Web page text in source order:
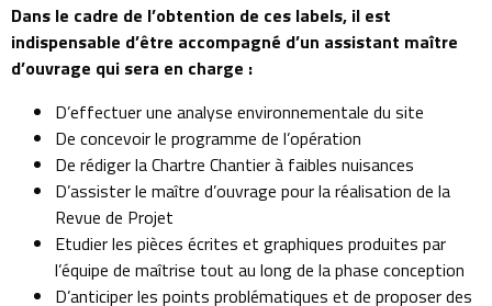
Dans le cadre de l’obtention de ces labels, il est
indispensable d’être accompagné d’un assistant maître
d’ouvrage qui sera en charge :
D’effectuer une analyse environnementale du site
De concevoir le programme de l’opération
De rédiger la Chartre Chantier à faibles nuisances
D’assister le maître d’ouvrage pour la réalisation de la
Revue de Projet
Etudier les pièces écrites et graphiques produites par
l’équipe de maîtrise tout au long de la phase conception
D’anticiper les points problématiques et de proposer des